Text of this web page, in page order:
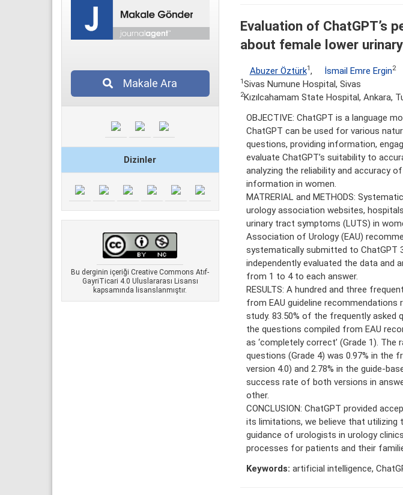
Makale Ara
Dizinler
Bu derginin içeriği Creative Commons Atıf-
GayriTicari 4.0 Uluslararası Lisansı
kapsamında lisanslanmıştır.
Evaluation of ChatGPT’s
about female lower
Abuzer Öztürk1, İsmail Emre Ergin2
1Sivas Numune Hospital, Sivas
2Kızılcahamam State Hospital, Ankara,
OBJECTIVE: ChatGPT is a language
ChatGPT can be used for various
questions, providing information,
evaluate ChatGPT’s suitability to
analyzing the reliability and accuracy
information in women.
MATRERIAL and METHODS:
urology association websites,
urinary tract symptoms (LUTS) in
Association of Urology (EAU)
systematically submitted to ChatGPT
independently evaluated the data and
from 1 to 4 to each answer.
RESULTS: A hundred and three
from EAU guideline recommendations
study. 83.50% of the frequently asked
the questions compiled from EAU
as ‘completely correct’ (Grade 1).
questions (Grade 4) was 0.97% in the
version 4.0) and 2.78% in the guide-
success rate of both versions in
other.
CONCLUSION: ChatGPT provided
its limitations, we believe that utilizing
guidance of urologists in urology
processes for patients and their
Keywords: artificial intelligence,